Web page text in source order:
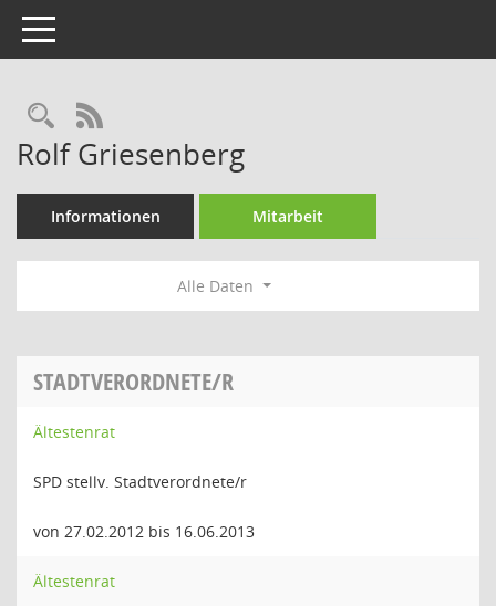
Toggle navigation
Rechercheauswahl
RSS-Feed
Rolf Griesenberg
Informationen Mitarbeit
Alle Daten
STADTVERORDNETE/R
Ältestenrat
SPD stellv. Stadtverordnete/r
von 27.02.2012 bis 16.06.2013
Ältestenrat